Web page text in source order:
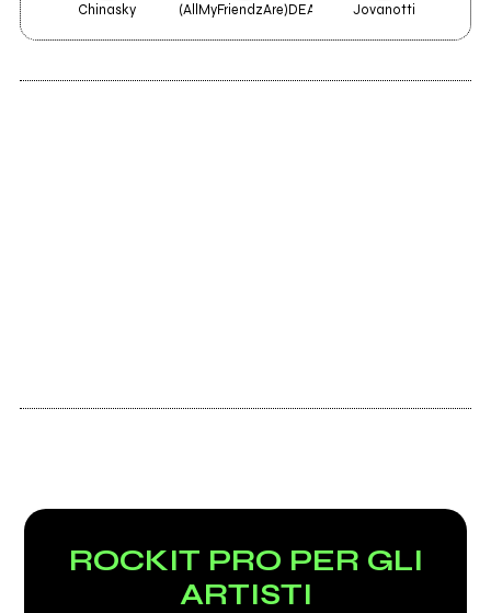
Chinasky (AllMyFriendzAre)DEAD Jovanotti
ROCKIT PRO PER GLI
ARTISTI